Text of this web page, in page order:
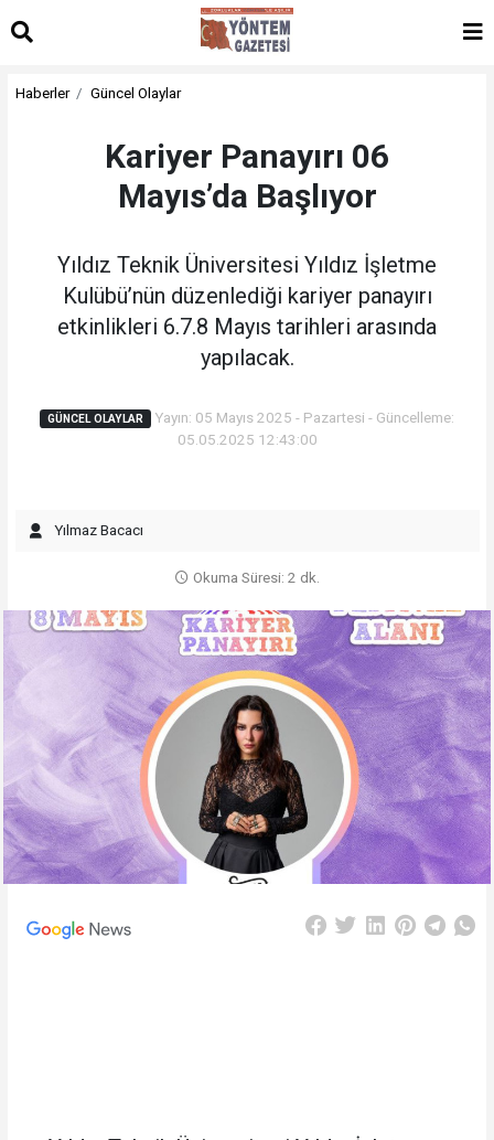
Haberler Güncel Olaylar
Kariyer Panayırı 06
Mayıs’da Başlıyor
Yıldız Teknik Üniversitesi Yıldız İşletme
Kulübü’nün düzenlediği kariyer panayırı
etkinlikleri 6.7.8 Mayıs tarihleri arasında
yapılacak.
GÜNCEL OLAYLAR
Yayın: 05 Mayıs 2025 - Pazartesi - Güncelleme:
05.05.2025 12:43:00
Yılmaz Bacacı
Okuma Süresi: 2 dk.